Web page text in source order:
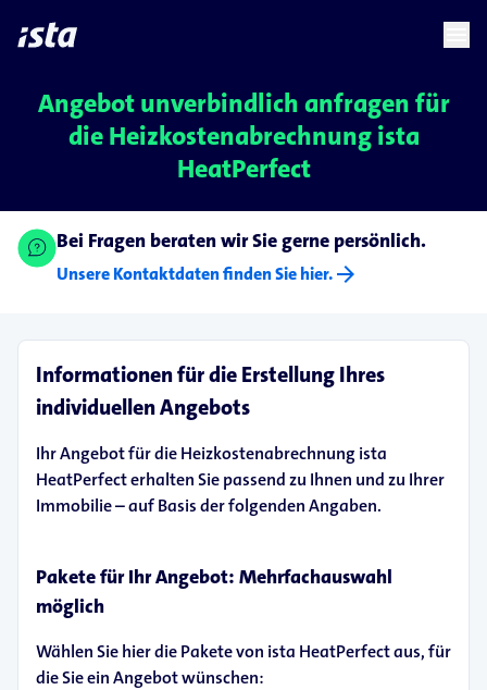
languagechevron_right
Angebot unverbindlich anfragen für
die Heizkostenabrechnung ista
HeatPerfect
Bei Fragen beraten wir Sie gerne persönlich.
Unsere Kontaktdaten finden Sie hier.arrow_forward
Informationen für die Erstellung Ihres
individuellen Angebots
Ihr Angebot für die Heizkostenabrechnung ista
HeatPerfect erhalten Sie passend zu Ihnen und zu Ihrer
Immobilie – auf Basis der folgenden Angaben.
Pakete für Ihr Angebot: Mehrfachauswahl
möglich
Wählen Sie hier die Pakete von ista HeatPerfect aus, für
die Sie ein Angebot wünschen: